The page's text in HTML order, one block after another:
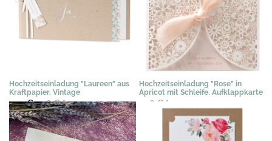
Hochzeitseinladung "Laureen" aus
Kraftpapier, Vintage
2,92 €2,28 €*
Hochzeitseinladung "Rose" in
Apricot mit Schleife, Aufklappkarte
2,76 € *